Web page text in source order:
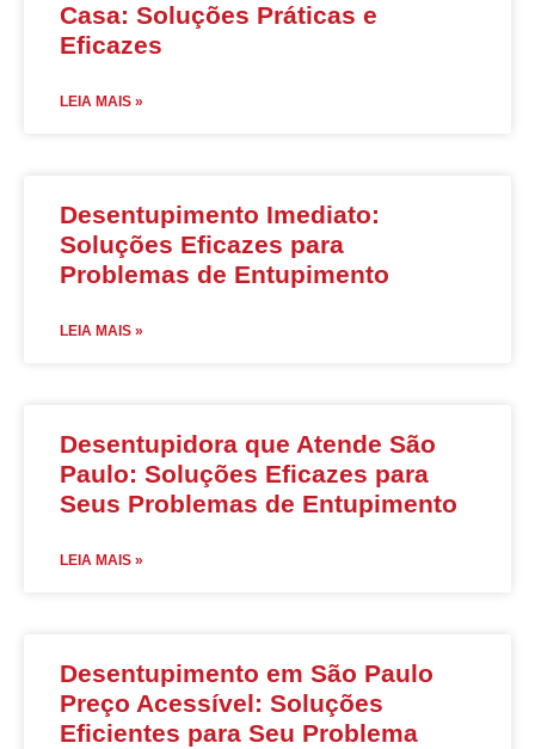
Casa: Soluções Práticas e
Eficazes
LEIA MAIS »
Desentupimento Imediato:
Soluções Eficazes para
Problemas de Entupimento
LEIA MAIS »
Desentupidora que Atende São
Paulo: Soluções Eficazes para
Seus Problemas de Entupimento
LEIA MAIS »
Desentupimento em São Paulo
Preço Acessível: Soluções
Eficientes para Seu Problema